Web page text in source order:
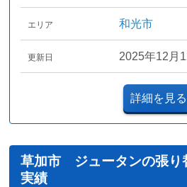
エリア 和光市
更新日 2025年12月
詳細を見る
草加市 ジュータンの張り
実績